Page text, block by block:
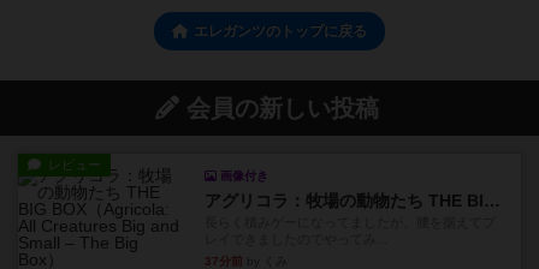
エレガンツのトップに戻る
会員の新しい投稿
レビュー
画像付き
アグリコラ：牧場の動物たち THE BIG BOX
37分前